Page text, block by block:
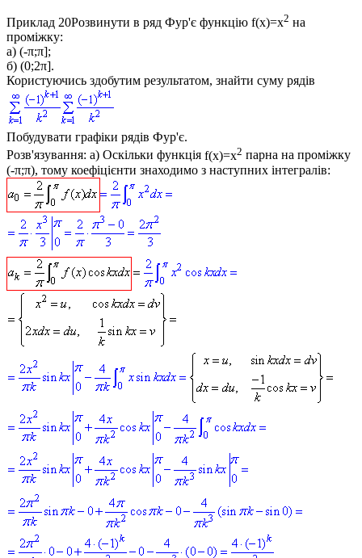
Приклад 20Розвинути в ряд Фур'є функцію f(x)=x2 на
проміжку:
а) (-π;π];
б) (0;2π].
Користуючись здобутим результатом, знайти суму рядів
Побудувати графіки рядів Фур'є.
Розв'язування: а) Оскільки функція f(x)=x2 парна на проміжку
(-π;π), тому коефіцієнти знаходимо з наступних інтегралів: